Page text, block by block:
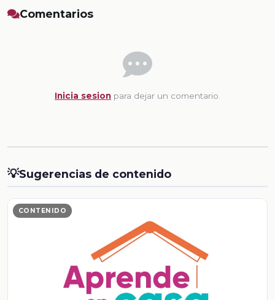
Comentarios
Inicia sesion para dejar un comentario.
💡Sugerencias de contenido
CONTENIDO